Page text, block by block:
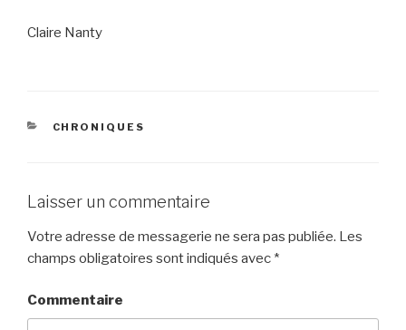
Claire Nanty
CATÉGORIES
CHRONIQUES
Laisser un commentaire
Votre adresse de messagerie ne sera pas publiée. Les
champs obligatoires sont indiqués avec *
Commentaire